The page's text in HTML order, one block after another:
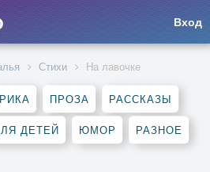
Вход
Стихи На лавочке
ПРОЗА РАССКАЗЫ
ДЕТЕЙ ЮМОР РАЗНОЕ